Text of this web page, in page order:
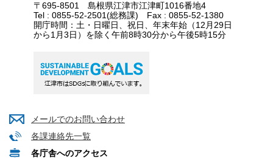
〒695-8501 島根県江津市江津町1016番地4
Tel : 0855-52-2501(総務課) Fax : 0855-52-1380
開庁時間：土・日曜日、祝日、年末年始（12月29日
から1月3日）を除く午前8時30分から午後5時15分
メールでのお問い合わせ
各課連絡先一覧
各庁舎へのアクセス